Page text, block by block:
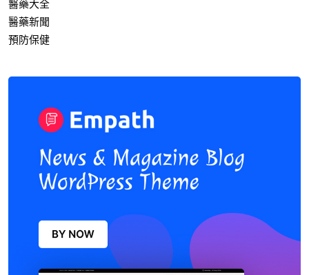
醫藥大全
醫藥新聞
預防保健